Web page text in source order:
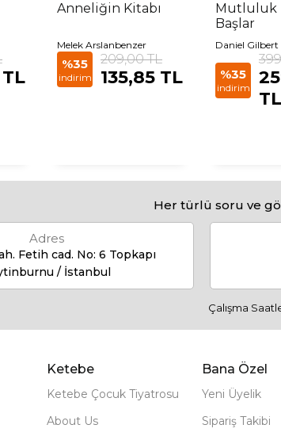
Anneliğin Kitabı
Melek Arslanbenzer
%35
indirim
209,00 TL
135,85 TL
Mutluluk
Başlar
Daniel Gilbert
%35
indirim
TL
Her türlü soru ve
Adres
Fetih cad. No: 6 Topkapı
/ İstanbul
Çalışma
Ketebe
Ketebe Çocuk Tiyatrosu
About Us
Bana Özel
Yeni Üyelik
Sipariş Takibi